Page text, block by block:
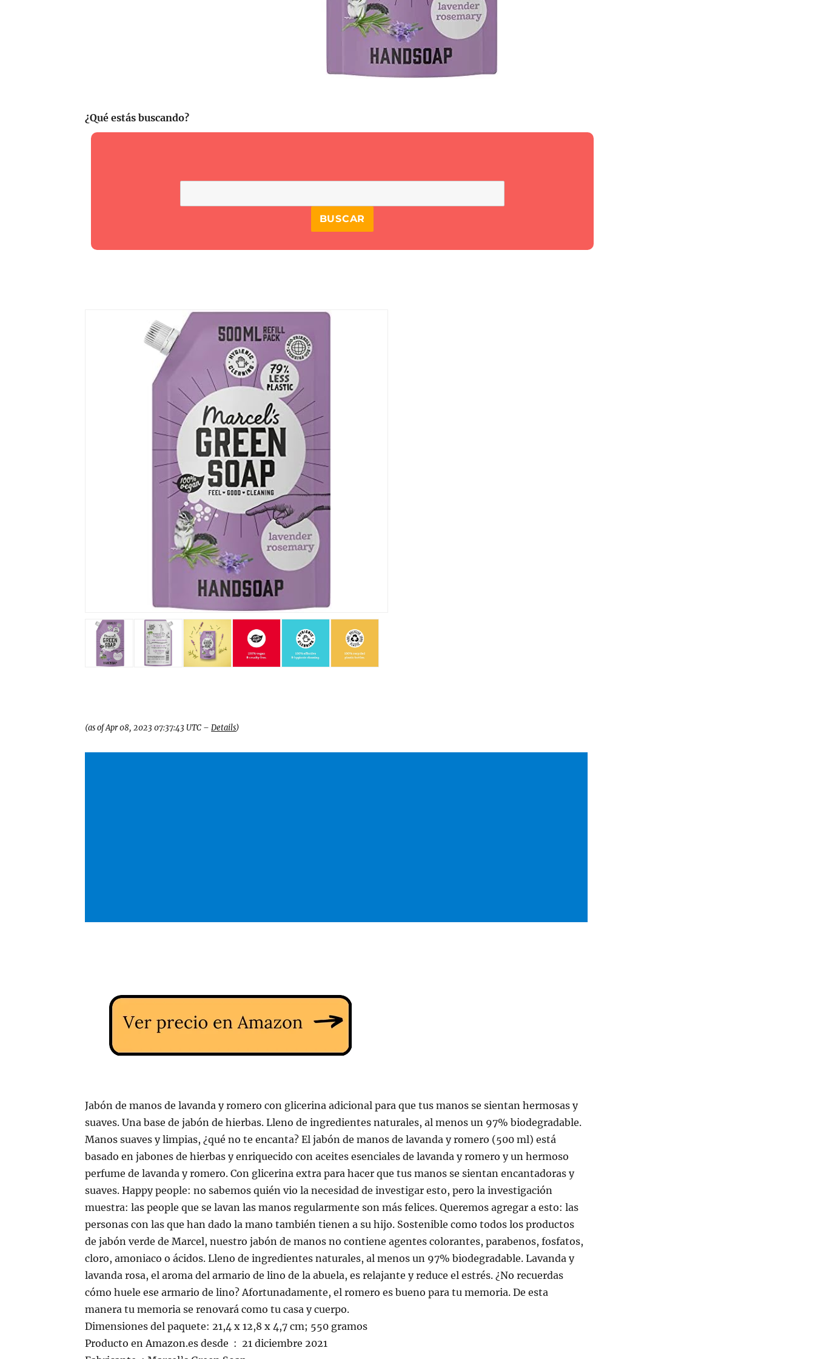
¿Qué estás buscando?
(as of Apr 08, 2023 07:37:43 UTC – Details)
Jabón de manos de lavanda y romero con glicerina adicional para que tus manos se sientan hermosas y
suaves. Una base de jabón de hierbas. Lleno de ingredientes naturales, al menos un 97% biodegradable.
Manos suaves y limpias, ¿qué no te encanta? El jabón de manos de lavanda y romero (500 ml) está
basado en jabones de hierbas y enriquecido con aceites esenciales de lavanda y romero y un hermoso
perfume de lavanda y romero. Con glicerina extra para hacer que tus manos se sientan encantadoras y
suaves. Happy people: no sabemos quién vio la necesidad de investigar esto, pero la investigación
muestra: las people que se lavan las manos regularmente son más felices. Queremos agregar a esto: las
personas con las que han dado la mano también tienen a su hijo. Sostenible como todos los productos
de jabón verde de Marcel, nuestro jabón de manos no contiene agentes colorantes, parabenos, fosfatos,
cloro, amoniaco o ácidos. Lleno de ingredientes naturales, al menos un 97% biodegradable. Lavanda y
lavanda rosa, el aroma del armario de lino de la abuela, es relajante y reduce el estrés. ¿No recuerdas
cómo huele ese armario de lino? Afortunadamente, el romero es bueno para tu memoria. De esta
manera tu memoria se renovará como tu casa y cuerpo.
Dimensiones del paquete: 21,4 x 12,8 x 4,7 cm; 550 gramos
Producto en Amazon.es desde ‏ : ‎ 21 diciembre 2021